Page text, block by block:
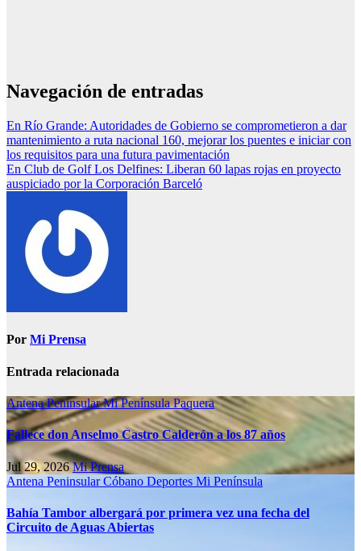
Navegación de entradas
En Río Grande: Autoridades de Gobierno se comprometieron a dar
mantenimiento a ruta nacional 160, mejorar los puentes e iniciar con
los requisitos para una futura pavimentación
En Club de Golf Los Delfines: Liberan 60 lapas rojas en proyecto
auspiciado por la Corporación Barceló
Por Mi Prensa
Entrada relacionada
Antena PeninsularMi PenínsulaPaquera
Fallece don Anselmo Castro Calderón a los 87 años
Jul 29, 2026Mi Prensa
Antena PeninsularCóbano Deportes Mi Península
Bahía Tambor albergará por primera vez una fecha del
Circuito de Aguas Abiertas